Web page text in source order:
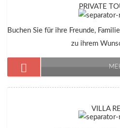
PRIVATE
Buchen Sie für ihre Freunde,
zu ihrem
VILLA